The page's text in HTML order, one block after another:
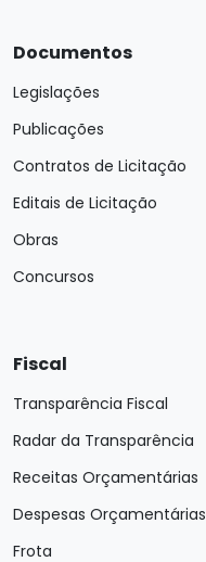
Documentos
Legislações
Publicações
Contratos de Licitação
Editais de Licitação
Obras
Concursos
Fiscal
Transparência Fiscal
Radar da Transparência
Receitas Orçamentárias
Despesas Orçamentárias
Frota